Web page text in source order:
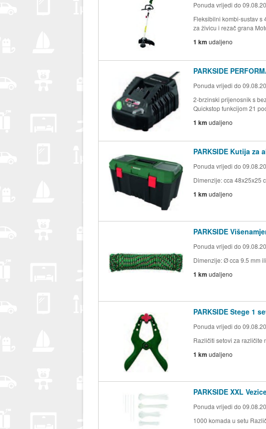
Ponuda vrijedi do
Fleksibilni kombi-sustav s
za živicu i rezač grana
1 km udaljeno
PARKSIDE
Ponuda vrijedi do
2-brzinski prijenosnik s
Quickstop funkcijom 21
1 km udaljeno
PARKSIDE Kutija za
Ponuda vrijedi do
Dimenzije: cca 48x25x25
1 km udaljeno
PARKSIDE
Ponuda vrijedi do
Dimenzije: Ø cca 9.5 mm
1 km udaljeno
PARKSIDE Stege 1
Ponuda vrijedi do
Različiti setovi za različite
1 km udaljeno
PARKSIDE XXL
Ponuda vrijedi do
1000 komada u setu